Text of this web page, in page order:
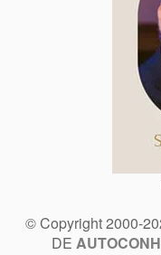
© Copyright 2000-
DE